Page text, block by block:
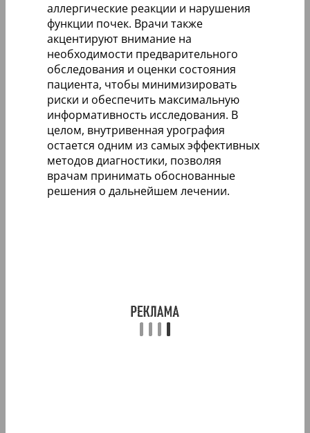
аллергические реакции и нарушения
функции почек. Врачи также
акцентируют внимание на
необходимости предварительного
обследования и оценки состояния
пациента, чтобы минимизировать
риски и обеспечить максимальную
информативность исследования. В
целом, внутривенная урография
остается одним из самых эффективных
методов диагностики, позволяя
врачам принимать обоснованные
решения о дальнейшем лечении.